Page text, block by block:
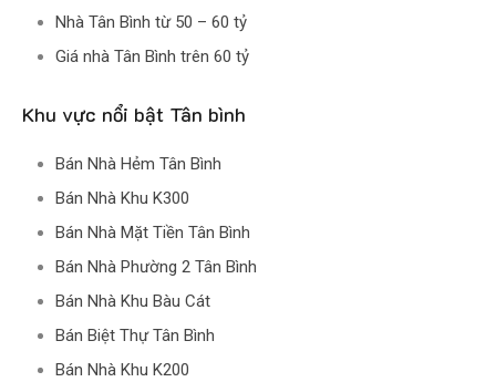
Nhà Tân Bình từ 50 – 60 tỷ
Giá nhà Tân Bình trên 60 tỷ
Khu vực nổi bật Tân bình
Bán Nhà Hẻm Tân Bình
Bán Nhà Khu K300
Bán Nhà Mặt Tiền Tân Bình
Bán Nhà Phường 2 Tân Bình
Bán Nhà Khu Bàu Cát
Bán Biệt Thự Tân Bình
Bán Nhà Khu K200